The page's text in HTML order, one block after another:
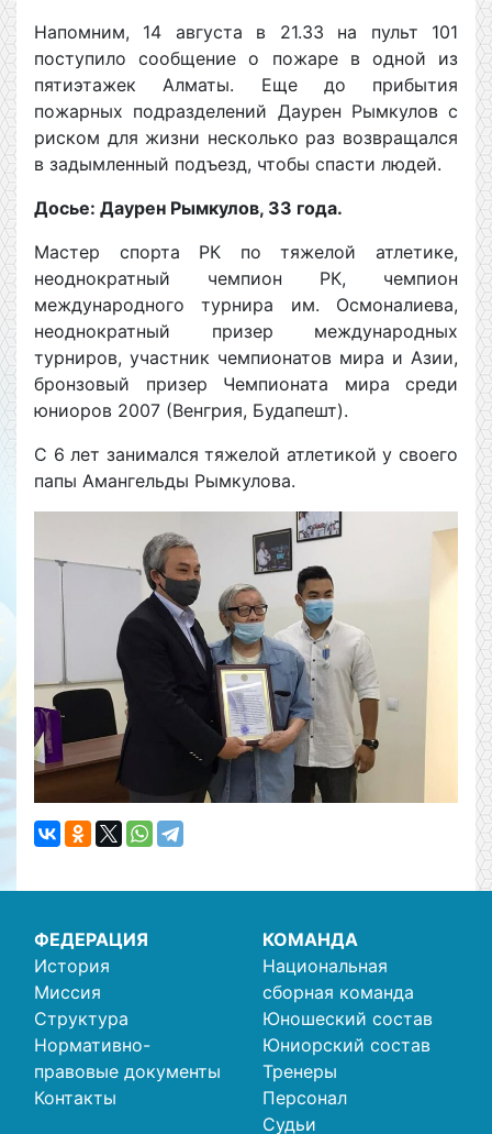
Напомним, 14 августа в 21.33 на пульт 101
поступило сообщение о пожаре в одной из
пятиэтажек Алматы. Еще до прибытия
пожарных подразделений Даурен Рымкулов с
риском для жизни несколько раз возвращался
в задымленный подъезд, чтобы спасти людей.
Досье: Даурен Рымкулов, 33 года.
Мастер спорта РК по тяжелой атлетике,
неоднократный чемпион РК, чемпион
международного турнира им. Осмоналиева,
неоднократный призер международных
турниров, участник чемпионатов мира и Азии,
бронзовый призер Чемпионата мира среди
юниоров 2007 (Венгрия, Будапешт).
С 6 лет занимался тяжелой атлетикой у своего
папы Амангельды Рымкулова.
ФЕДЕРАЦИЯ
История
Миссия
Структура
Нормативно-
правовые документы
Контакты
КОМАНДА
Национальная
сборная команда
Юношеский состав
Юниорский состав
Тренеры
Персонал
Судьи